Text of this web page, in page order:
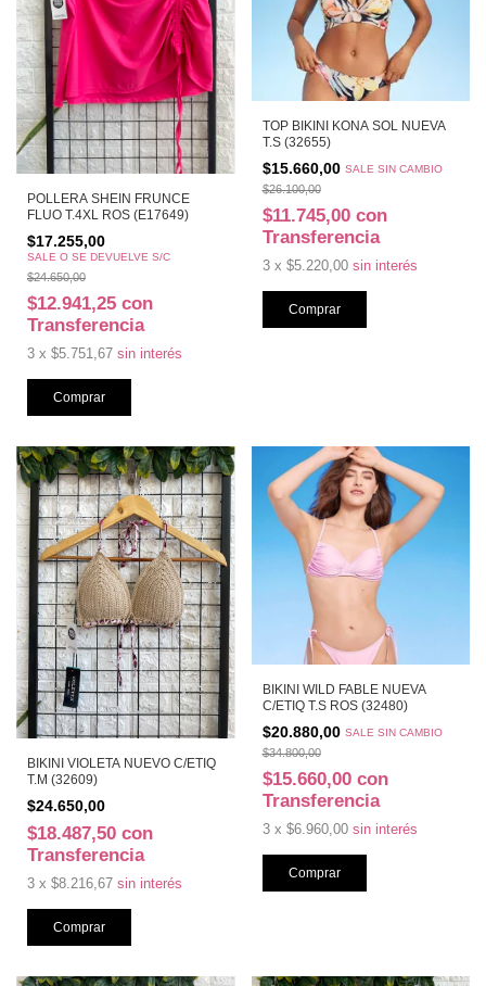
POLLERA SHEIN FRUNCE
FLUO T.4XL ROS (E17649)
$17.255,00
SALE O SE DEVUELVE S/C
$24.650,00
$12.941,25 con
Transferencia
3 x $5.751,67 sin interés
TOP BIKINI KONA SOL NUEVA
T.S (32655)
$15.660,00 SALE SIN CAMBIO
$26.100,00
$11.745,00 con
Transferencia
3 x $5.220,00 sin interés
BIKINI VIOLETA NUEVO C/ETIQ
T.M (32609)
$24.650,00
$18.487,50 con
Transferencia
3 x $8.216,67 sin interés
BIKINI WILD FABLE NUEVA
C/ETIQ T.S ROS (32480)
$20.880,00 SALE SIN CAMBIO
$34.800,00
$15.660,00 con
Transferencia
3 x $6.960,00 sin interés